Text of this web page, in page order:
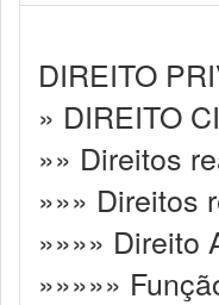
DIREITO
» DIREITO
»» Direitos
»»» Direitos
»»»» Direito
»»»»»